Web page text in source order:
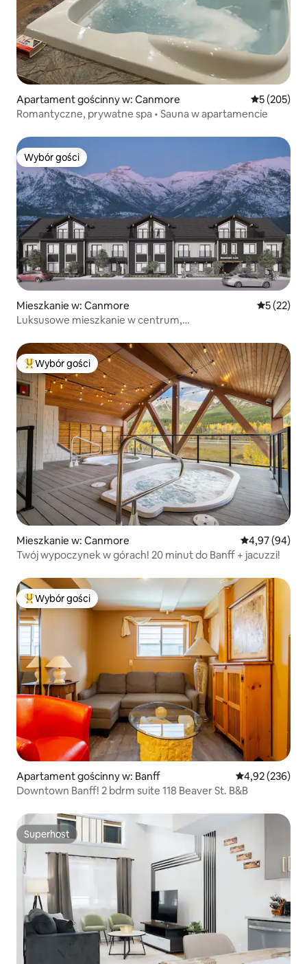
Apartament gościnny w: Canmore Średnia
5 (205)
Romantyczne, prywatne spa • Sauna w apartamencie
Wybór gości
Wybór gości
Mieszkanie w: Canmore Średnia
5 (22)
Luksusowe mieszkanie w centrum,
Najpopularniejsze z kategorii Wybór gości
Wybór gości
Mieszkanie w: Canmore Średnia
4,97 (94)
Twój wypoczynek w górach! 20 minut do Banff + jacuzzi!
Najpopularniejsze z kategorii Wybór gości
Wybór gości
Apartament gościnny w: Banff Średnia
4,92 (236)
Downtown Banff! 2 bdrm suite 118 Beaver St. B&B
Superhost
Superhost